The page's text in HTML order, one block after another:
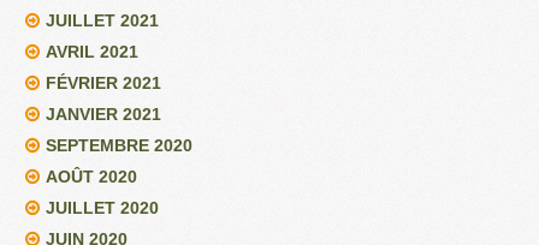
JUILLET 2021
AVRIL 2021
FÉVRIER 2021
JANVIER 2021
SEPTEMBRE 2020
AOÛT 2020
JUILLET 2020
JUIN 2020